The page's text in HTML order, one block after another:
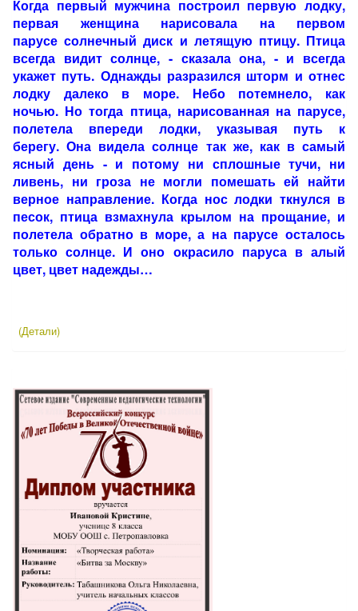
Когда первый мужчина построил первую лодку,
первая женщина нарисовала на первом
парусе солнечный диск и летящую птицу. Птица
всегда видит солнце, - сказала она, - и всегда
укажет путь. Однажды разразился шторм и отнес
лодку далеко в море. Небо потемнело, как
ночью. Но тогда птица, нарисованная на парусе,
полетела впереди лодки, указывая путь к
берегу. Она видела солнце так же, как в самый
ясный день - и потому ни сплошные тучи, ни
ливень, ни гроза не могли помешать ей найти
верное направление. Когда нос лодки ткнулся в
песок, птица взмахнула крылом на прощание, и
полетела обратно в море, а на парусе осталось
только солнце. И оно окрасило паруса в алый
цвет, цвет надежды…
(Детали)